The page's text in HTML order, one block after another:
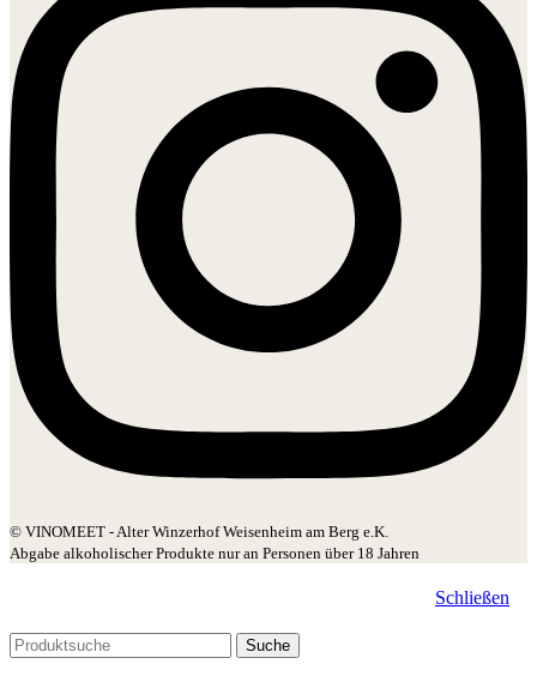
© VINOMEET - Alter Winzerhof Weisenheim am Berg e.K.
Abgabe alkoholischer Produkte nur an Personen über 18 Jahren
Schließen
Suche